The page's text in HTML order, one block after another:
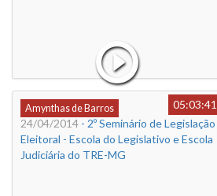
Amynthas de Barros
05:03:41
24/04/2014 - 2º Seminário de Legislação
Eleitoral - Escola do Legislativo e Escola
Judiciária do TRE-MG